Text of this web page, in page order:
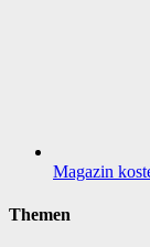
Magazin
Themen